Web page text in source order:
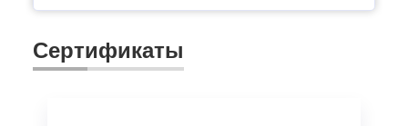
Сертификаты